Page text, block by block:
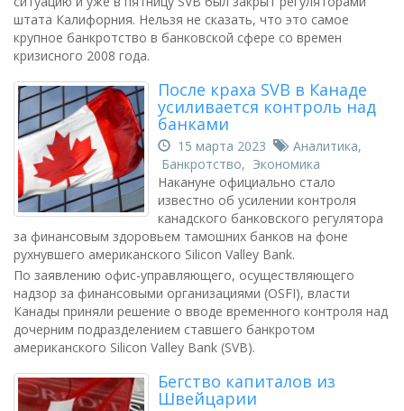
штата Калифорния. Нельзя не сказать, что это самое
крупное банкротство в банковской сфере со времен
кризисного 2008 года.
После краха SVB в Канаде
усиливается контроль над
банками
15 марта 2023 Аналитика,
Банкротство, Экономика
Накануне официально стало
известно об усилении контроля
канадского банковского регулятора
за финансовым здоровьем тамошних банков на фоне
рухнувшего американского Silicon Valley Bank.
По заявлению офис-управляющего, осуществляющего
надзор за финансовыми организациями (OSFI), власти
Канады приняли решение о вводе временного контроля над
дочерним подразделением ставшего банкротом
американского Silicon Valley Bank (SVB).
Бегство капиталов из
Швейцарии